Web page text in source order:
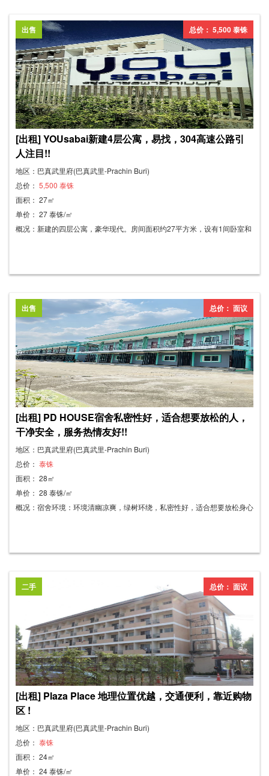
用。 特别优惠：免公共设施费，免费无线网络！免费电视信号！ 免费汽车
和摩托车停车位！坚固的屋顶车库！
总价： 5,500 泰铢
出售
[出租] YOUsabai新建4层公寓，易找，304高速公路引
人注目!!
地区：巴真武里府(巴真武里-Prachin Buri)
总价： 5,500 泰铢
面积： 27㎡
单价： 27 泰铢/㎡
概况：新建的四层公寓，豪华现代。房间面积约27平方米，设有1间卧室和
总价： 面议
出售
[出租] PD HOUSE宿舍私密性好，适合想要放松的人，
干净安全，服务热情友好!!
地区：巴真武里府(巴真武里-Prachin Buri)
总价： 泰铢
面积： 28㎡
单价： 28 泰铢/㎡
概况：宿舍环境：环境清幽凉爽，绿树环绕，私密性好，适合想要放松身心
舍规则： * 房间内禁止吸烟和饮酒 * 房间内禁止携带宠物 * 禁止打架，禁止
喧哗打扰其他房间
总价： 面议
二手
[出租] Plaza Place 地理位置优越，交通便利，靠近购物
区 !
地区：巴真武里府(巴真武里-Prachin Buri)
总价： 泰铢
面积： 24㎡
单价： 24 泰铢/㎡